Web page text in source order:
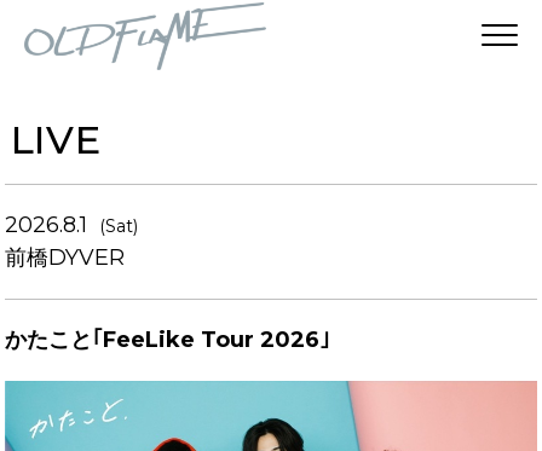
LIVE
2026.8.1 (Sat)
前橋DYVER
かたこと｢FeeLike Tour 2026｣